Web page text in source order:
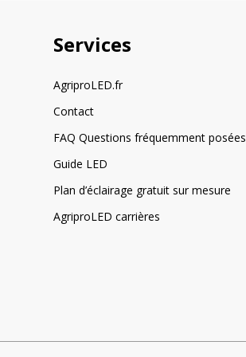
Services
AgriproLED.fr
Contact
FAQ Questions fréquemment posées
Guide LED
Plan d’éclairage gratuit sur mesure
AgriproLED carrières